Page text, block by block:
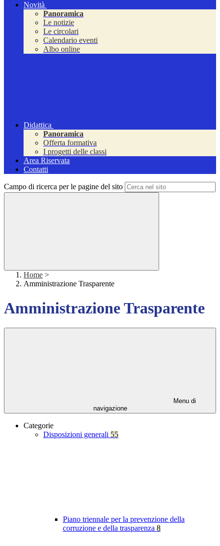
Novità
Panoramica
Le notizie
Le circolari
Calendario eventi
Albo online
Didattica
Panoramica
Offerta formativa
I progetti delle classi
Area Riservata
Contatti
Campo di ricerca per le pagine del sito
Home >
Amministrazione Trasparente
Amministrazione Trasparente
Menu di
navigazione
Categorie
Disposizioni generali 55
Piano triennale per la prevenzione della
corruzione e della trasparenza 8